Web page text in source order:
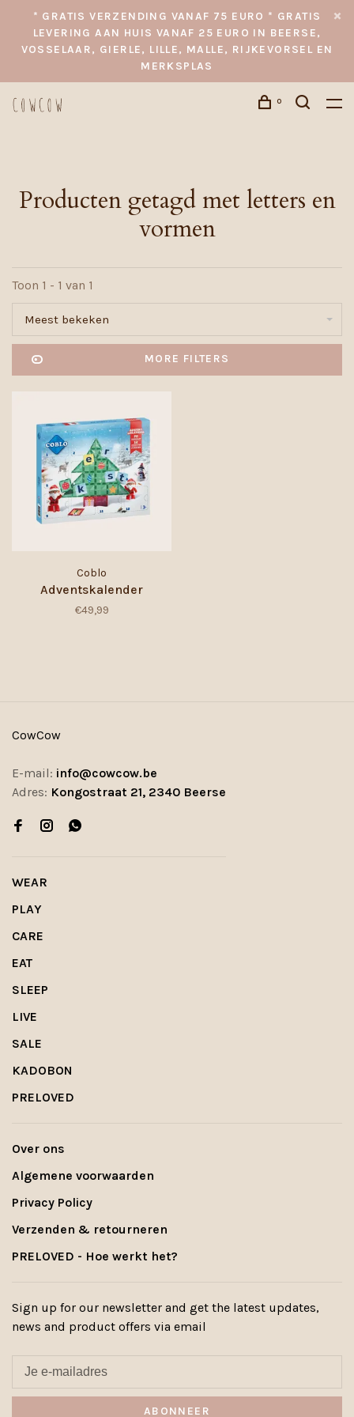
* GRATIS VERZENDING VANAF 75 EURO * GRATIS
LEVERING AAN HUIS VANAF 25 EURO IN BEERSE,
VOSSELAAR, GIERLE, LILLE, MALLE, RIJKEVORSEL EN
MERKSPLAS
0
Producten getagd met letters en
vormen
Toon 1 - 1 van 1
Meest bekeken
MORE FILTERS
Coblo
Adventskalender
€49,99
CowCow
E-mail: info@cowcow.be
Adres: Kongostraat 21, 2340 Beerse
WEAR
PLAY
CARE
EAT
SLEEP
LIVE
SALE
KADOBON
PRELOVED
Over ons
Algemene voorwaarden
Privacy Policy
Verzenden & retourneren
PRELOVED - Hoe werkt het?
Sign up for our newsletter and get the latest updates,
news and product offers via email
ABONNEER